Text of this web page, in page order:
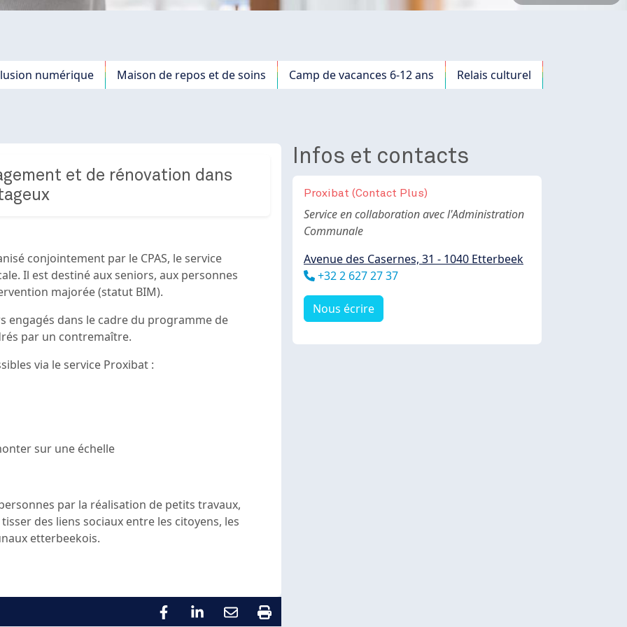
numérique Maison de repos et de soins Camp de vacances 6-12 ans Relais culturel
et de rénovation dans
conjointement par le CPAS, le service
Il est destiné aux seniors, aux personnes
majorée (statut BIM).
engagés dans le cadre du programme de
par un contremaître.
via le service Proxibat :
sur une échelle
par la réalisation de petits travaux,
des liens sociaux entre les citoyens, les
etterbeekois.
Infos et contacts
Proxibat (Contact Plus)
Body
Service en collaboration avec l'Administration
Communale
Avenue des Casernes, 31 - 1040 Etterbeek
Téléphone
+32 2 627 27 37
Nous écrire